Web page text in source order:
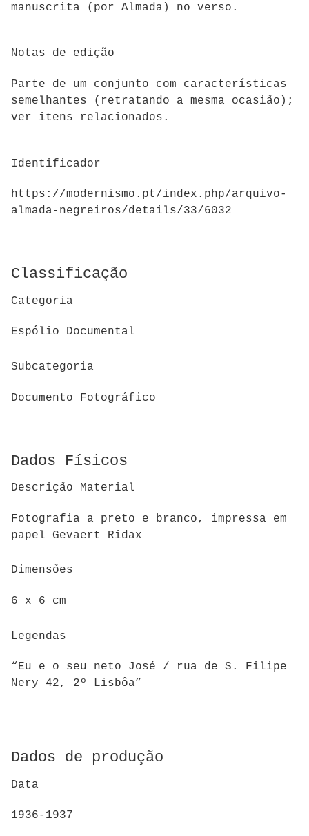
manuscrita (por Almada) no verso.
Notas de edição
Parte de um conjunto com características
semelhantes (retratando a mesma ocasião);
ver itens relacionados.
Identificador
https://modernismo.pt/index.php/arquivo-
almada-negreiros/details/33/6032
Classificação
Categoria
Espólio Documental
Subcategoria
Documento Fotográfico
Dados Físicos
Descrição Material
Fotografia a preto e branco, impressa em
papel Gevaert Ridax
Dimensões
6 x 6 cm
Legendas
“Eu e o seu neto José / rua de S. Filipe
Nery 42, 2º Lisbôa”
Dados de produção
Data
1936-1937